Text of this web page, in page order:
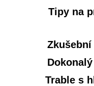
Tipy na
Trable s